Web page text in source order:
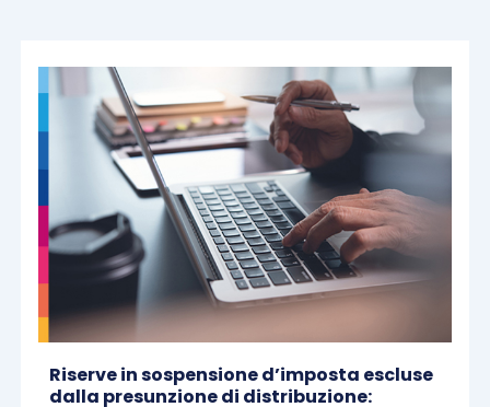
Riserve in sospensione d’imposta escluse
dalla presunzione di distribuzione: